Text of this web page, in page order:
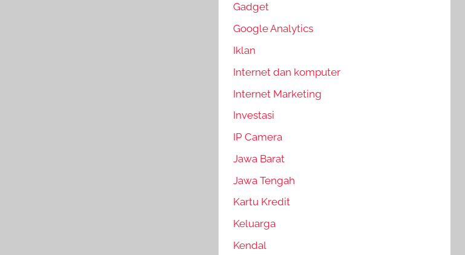
Gadget
Google Analytics
Iklan
Internet dan komputer
Internet Marketing
Investasi
IP Camera
Jawa Barat
Jawa Tengah
Kartu Kredit
Keluarga
Kendal